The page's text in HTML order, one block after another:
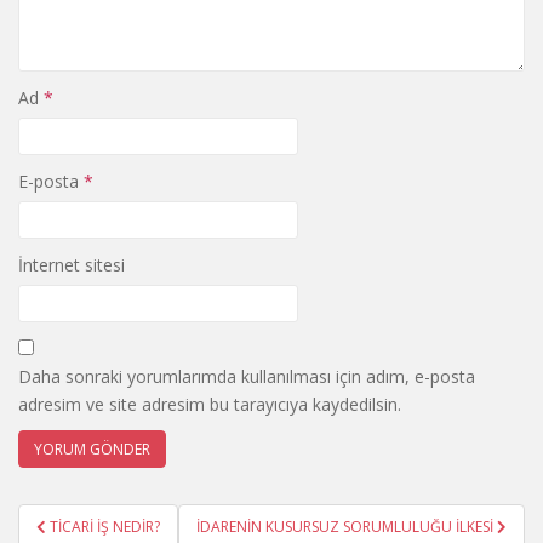
Ad *
E-posta *
İnternet sitesi
Daha sonraki yorumlarımda kullanılması için adım, e-posta
adresim ve site adresim bu tarayıcıya kaydedilsin.
YazıTİCARİ İŞ NEDİR? İDARENİN KUSURSUZ SORUMLULUĞU İLKESİ